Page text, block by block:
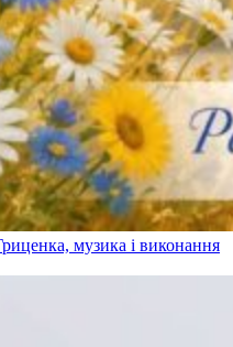
музика і виконання